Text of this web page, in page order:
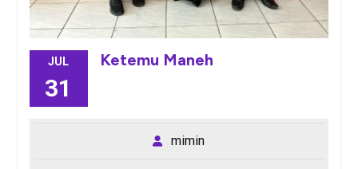
JUL
31
Ketemu Maneh
mimin